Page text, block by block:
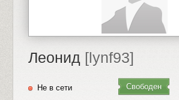
Леонид [lynf93]
Не в сети Свободен